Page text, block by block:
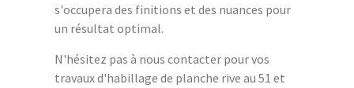
s'occupera des finitions et des nuances pour
un résultat optimal.
N'hésitez pas à nous contacter pour vos
travaux d'habillage de planche rive au 51 et